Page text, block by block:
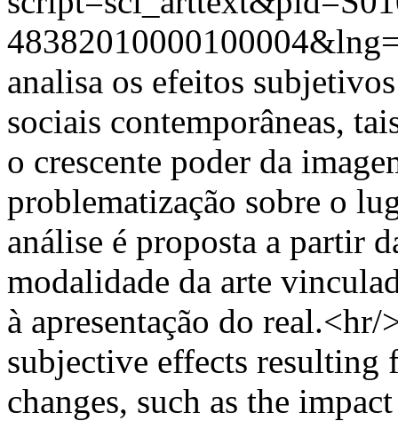
analisa os efeitos
sociais contemporâneas,
o crescente poder da
problematização sobre o
análise é proposta a partir
modalidade da arte
à apresentação do
subjective effects resulting
changes, such as the